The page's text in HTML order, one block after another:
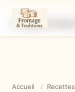
Accueil / Recettes